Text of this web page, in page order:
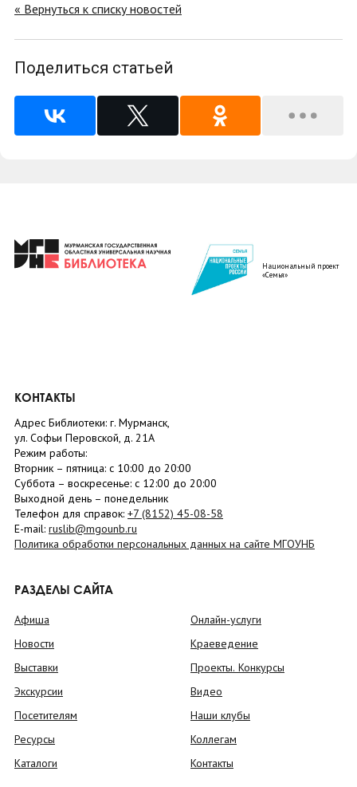
« Вернуться к списку новостей
Поделиться статьей
Национальный проект
«Семья»
КОНТАКТЫ
Адрес Библиотеки: г. Мурманск,
ул. Софьи Перовской, д. 21А
Режим работы:
Вторник – пятница: с 10:00 до 20:00
Суббота – воскресенье: c 12:00 до 20:00
Выходной день – понедельник
Телефон для справок: +7 (8152) 45-08-58
E-mail: ruslib@mgounb.ru
Политика обработки персональных данных на сайте МГОУНБ
РАЗДЕЛЫ САЙТА
Афиша
Новости
Выставки
Экскурсии
Посетителям
Ресурсы
Каталоги
Онлайн-услуги
Краеведение
Проекты. Конкурсы
Видео
Наши клубы
Коллегам
Контакты